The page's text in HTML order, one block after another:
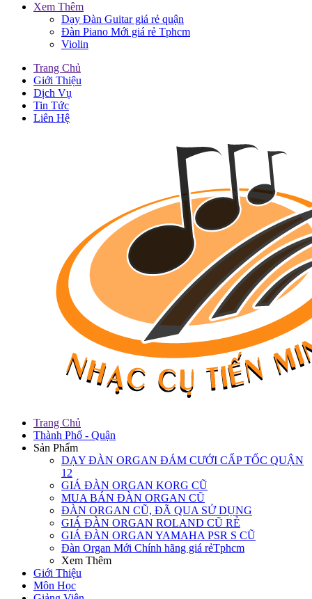
Xem Thêm
Dạy Đàn Guitar giá rẻ quận
Đàn Piano Mới giá rẻ Tphcm
Violin
Trang Chủ
Giới Thiệu
Dịch Vụ
Tin Tức
Liên Hệ
Trang Chủ
Thành Phố - Quận
Sản Phẩm
DẠY ĐÀN ORGAN ĐÁM CƯỚI CẤP TỐC QUẬN
12
GIÁ ĐÀN ORGAN KORG CŨ
MUA BÁN ĐÀN ORGAN CŨ
ĐÀN ORGAN CŨ, ĐÃ QUA SỬ DỤNG
GIÁ ĐÀN ORGAN ROLAND CŨ RẺ
GIÁ ĐÀN ORGAN YAMAHA PSR S CŨ
Đàn Organ Mới Chính hãng giá rẻTphcm
Xem Thêm
Giới Thiệu
Môn Học